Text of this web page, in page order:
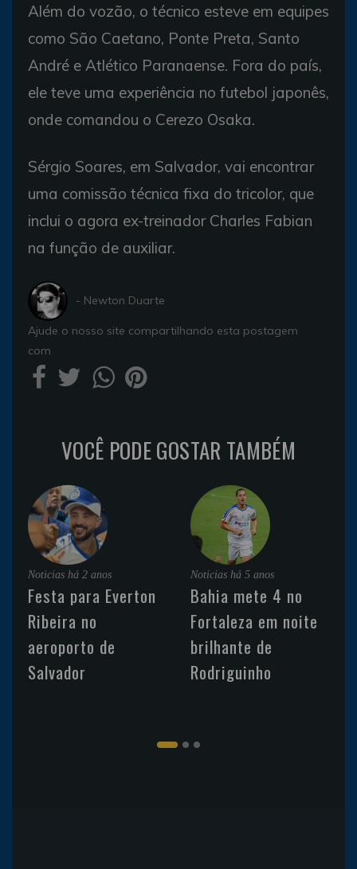
Além do vozão, o técnico esteve em equipes
como São Caetano, Ponte Preta, Santo
André e Atlético Paranaense. Fora do país,
ele teve uma experiência no futebol japonês,
onde comandou o Cerezo Osaka.
Sérgio Soares, em Salvador, vai encontrar
uma comissão técnica fixa do tricolor, que
inclui o agora ex-treinador Charles Fabian
na função de auxiliar.
- Newton Duarte
Ajude o nosso site compartilhando esta postagem
com
VOCÊ PODE GOSTAR TAMBÉM
Noticias há 2 anos
Festa para Everton
Ribeira no
aeroporto de
Salvador
Noticias há 5 anos
Bahia mete 4 no
Fortaleza em noite
brilhante de
Rodriguinho